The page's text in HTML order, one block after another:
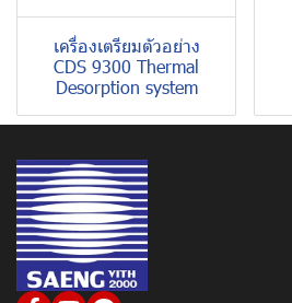
เครื่องเตรียมตัวอย่าง
CDS 9300 Thermal
Desorption system